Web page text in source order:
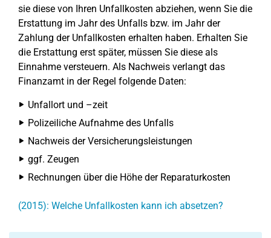
sie diese von Ihren Unfallkosten abziehen, wenn Sie die
Erstattung im Jahr des Unfalls bzw. im Jahr der
Zahlung der Unfallkosten erhalten haben. Erhalten Sie
die Erstattung erst später, müssen Sie diese als
Einnahme versteuern. Als Nachweis verlangt das
Finanzamt in der Regel folgende Daten:
Unfallort und –zeit
Polizeiliche Aufnahme des Unfalls
Nachweis der Versicherungsleistungen
ggf. Zeugen
Rechnungen über die Höhe der Reparaturkosten
(2015): Welche Unfallkosten kann ich absetzen?